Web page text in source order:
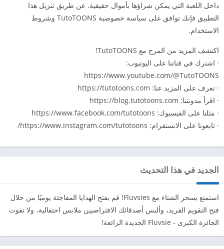
داخل اللعبة التي يمكن شراؤها بأموال حقيقية. عن طريق تنزيل هذا
التطبيق فإنك توافق على سياسة خصوصية TutoTOONS وشروط
الاستخدام.
اكتشف المزيد من المرح مع TutoTOONS!
· اشترك في قناتنا على اليوتيوب:
https://www.youtube.com/@TutoTOONS
· تعرف على المزيد عنا: https://tutotoons.com
· اقرأ مدونتنا: https://blog.tutotoons.com
· مثلنا على الفيسبوك: https://www.facebook.com/tutotoons
· تابعونا على الانستقرام: https://www.instagram.com/tutotoons/
الجديد في هذا التحديث
استمتع بسحر الشتاء مع Fluvsies! قم بفتح الهدايا المفاجئة يوميًا من خلال
فتح التقويم الفريد، وألبس أصدقائك الافتراضيين ملابس احتفالية، ولا تفوت
الجائزة الكبرى - Fluvsie الجديدة الرائعة!